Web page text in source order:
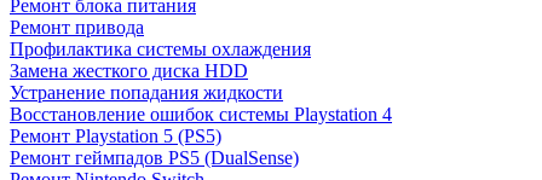
Ремонт блока питания
Ремонт привода
Профилактика системы охлаждения
Замена жесткого диска HDD
Устранение попадания жидкости
Восстановление ошибок системы Playstation 4
Ремонт Playstation 5 (PS5)
Ремонт геймпадов PS5 (DualSense)